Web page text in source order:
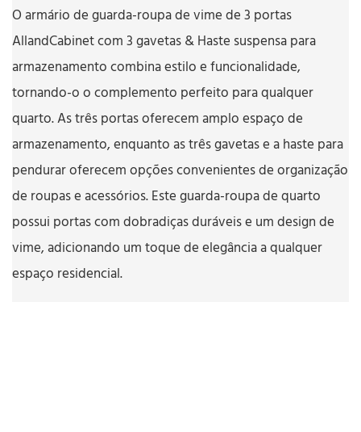
O armário de guarda-roupa de vime de 3 portas
AllandCabinet com 3 gavetas & Haste suspensa para
armazenamento combina estilo e funcionalidade,
tornando-o o complemento perfeito para qualquer
quarto. As três portas oferecem amplo espaço de
armazenamento, enquanto as três gavetas e a haste para
pendurar oferecem opções convenientes de organização
de roupas e acessórios. Este guarda-roupa de quarto
possui portas com dobradiças duráveis ​​e um design de
vime, adicionando um toque de elegância a qualquer
espaço residencial.